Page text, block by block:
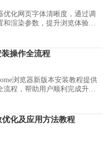
优化网页字体清晰度，通过调
和渲染参数，提升浏览体验，
装操作全流程
浏览器新版本安装教程提供
流程，帮助用户顺利完成升级
化及应用方法教程